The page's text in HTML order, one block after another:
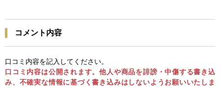
コメント内容
口コミ内容を記入してください。
口コミ内容は公開されます。他人や商品を誹謗・中傷する書き込
み、不確実な情報に基づく書き込みはしないようお願いいたしま